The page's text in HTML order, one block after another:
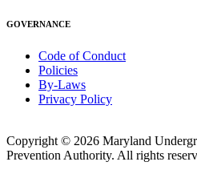
GOVERNANCE
Code of Conduct
Policies
By-Laws
Privacy Policy
Copyright © 2026 Maryland
Prevention Authority. All rights